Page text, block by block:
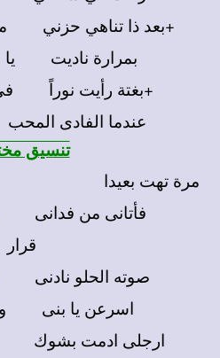
+بعد ذا تناهي حزني
بمرارة ناديت يا
+بغتة رأيت نوراً
عندما الفادى
تنسيق
مرة تهت بعيدا
فأتانى من فدانى
قرار
صوته الحلو نادنى
اسرعن يا بنى
ارجلى ادمت بشوك